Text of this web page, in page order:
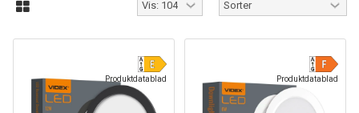
Produktdatablad Produktdatablad